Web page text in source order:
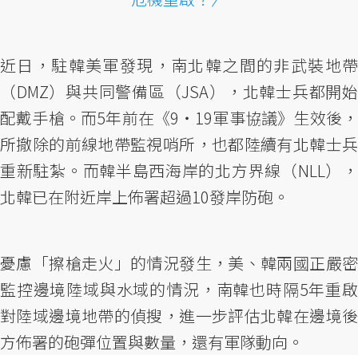
近日，駐韓美軍發現，南北韓之間的非武裝地帶
（DMZ）與共同警備區（JSA），北韓士兵都開始
配戴手槍。而5年前在《9‧19軍事協議》生效後，
所撤除的前線地帶監視哨所，也都陸續有北韓士兵
重新駐紮。而韓半島西海岸的北方界線（NLL），
北韓已在附近岸上佈署超過10發岸防砲。
憂慮「擦槍走火」的情況發生，美、韓兩國正嚴密
監控邊境陸域與水域的情況，南韓也時隔5年重啟
對陸域邊境地帶的偵搜，進一步評估北韓在邊境後
方佈署的砲彈位置與數量，還有軍隊動向。